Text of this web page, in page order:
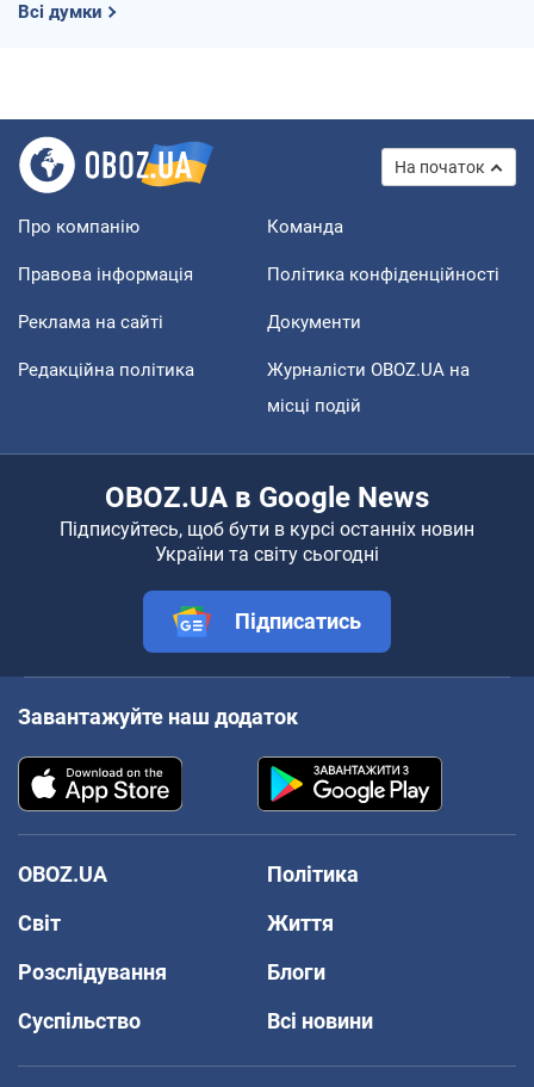
Всі думки
На початок
Про компанію Команда
Правова інформація Політика конфіденційності
Реклама на сайті Документи
Редакційна політика
Журналісти OBOZ.UA на
місці подій
OBOZ.UA в Google News
Підписуйтесь, щоб бути в курсі останніх новин
України та світу сьогодні
Підписатись
Завантажуйте наш додаток
OBOZ.UA
Політика
Світ
Життя
Розслідування
Блоги
Суспільство
Всі новини